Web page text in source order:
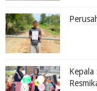
Kepala